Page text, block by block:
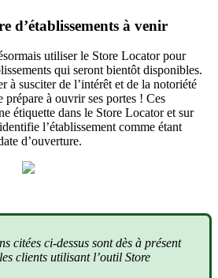
d’établissements à venir
utiliser le Store Locator pour
qui seront bientôt disponibles.
à susciter de l’intérêt et de la notoriété
prépare à ouvrir ses portes ! Ces
étiquette dans le Store Locator et sur
l’établissement comme étant
d’ouverture.
citées ci-dessus sont dès à présent
clients utilisant l’outil Store